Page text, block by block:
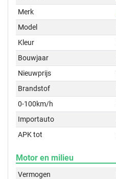
Merk
Model
Kleur
Bouwjaar
Nieuwprijs
Brandstof
0-100km/h
Importauto
APK tot
Motor en milieu
Vermogen